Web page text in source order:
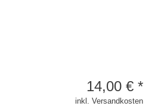
14,00 € *
inkl. Versandkosten